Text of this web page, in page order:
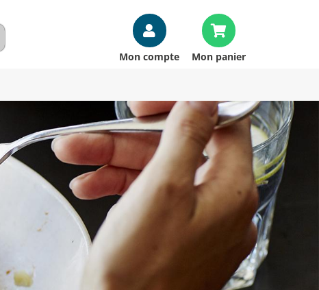
Mon compte Mon panier